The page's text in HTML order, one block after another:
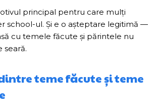
principal pentru care mulți
school-ul. Și e o așteptare legitimă —
cu temele făcute și părintele nu
seară.
teme făcute și teme